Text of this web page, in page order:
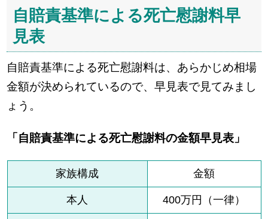
自賠責基準による死亡慰謝料早
見表
自賠責基準による死亡慰謝料は、あらかじめ相場
金額が決められているので、早見表で見てみまし
ょう。
「自賠責基準による死亡慰謝料の金額早見表」
家族構成 金額
本人 400万円（一律）